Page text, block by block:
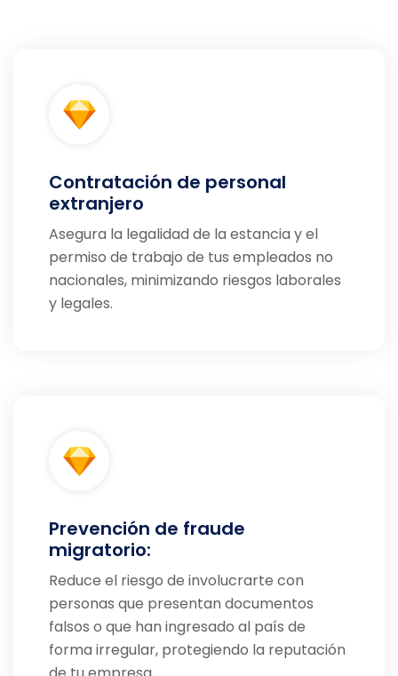
Contratación de personal
extranjero
Asegura la legalidad de la estancia y el
permiso de trabajo de tus empleados no
nacionales, minimizando riesgos laborales
y legales.
Prevención de fraude
migratorio:
Reduce el riesgo de involucrarte con
personas que presentan documentos
falsos o que han ingresado al país de
forma irregular, protegiendo la reputación